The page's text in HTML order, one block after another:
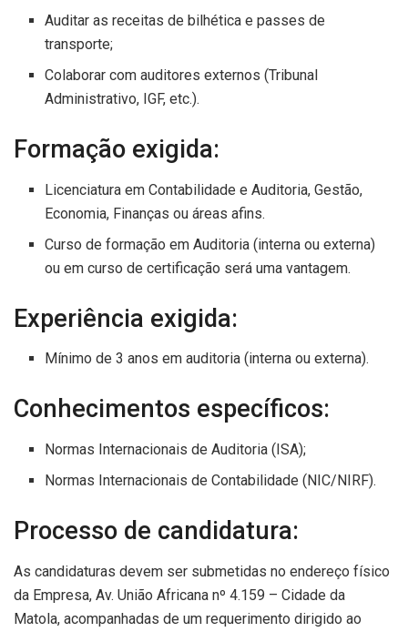
Auditar as receitas de bilhética e passes de
transporte;
Colaborar com auditores externos (Tribunal
Administrativo, IGF, etc.).
Formação exigida:
Licenciatura em Contabilidade e Auditoria, Gestão,
Economia, Finanças ou áreas afins.
Curso de formação em Auditoria (interna ou externa)
ou em curso de certificação será uma vantagem.
Experiência exigida:
Mínimo de 3 anos em auditoria (interna ou externa).
Conhecimentos específicos:
Normas Internacionais de Auditoria (ISA);
Normas Internacionais de Contabilidade (NIC/NIRF).
Processo de candidatura:
As candidaturas devem ser submetidas no endereço físico
da Empresa, Av. União Africana nº 4.159 – Cidade da
Matola, acompanhadas de um requerimento dirigido ao